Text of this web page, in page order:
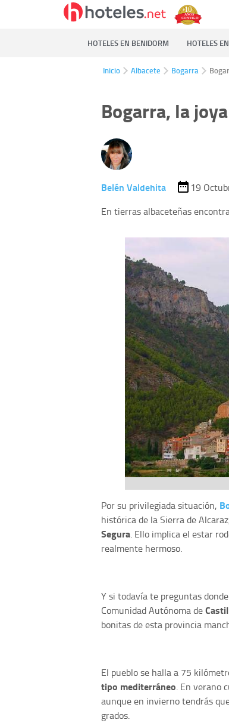
HOTELES EN BENIDORM HOTELES
Inicio Albacete Bogarra
Bogarra, la
Belén Valdehita
19
En tierras albaceteñas
Por su privilegiada situación,
histórica de la Sierra de
Segura. Ello implica el estar
realmente hermoso.
Y si todavía te preguntas
Comunidad Autónoma de
bonitas de esta provincia
El pueblo se halla a 75
tipo mediterráneo. En verano
aunque en invierno tendrás
grados.